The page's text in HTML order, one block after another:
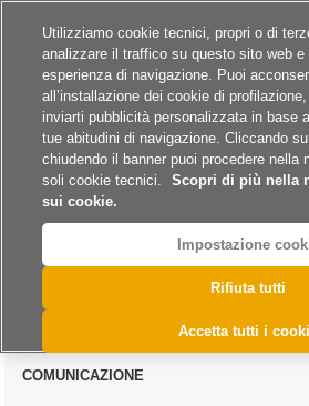
A
@DAC.0131.2020
COMUNICAZIONE
Utilizziamo cookie tecnici, propri o di
analizzare il traffico su questo sito web e
esperienza di navigazione. Puoi
all’installazione dei cookie di
inviarti pubblicità personalizzata in base
tue abitudini di navigazione. Cliccando su
chiudendo il banner puoi procedere nella
soli cookie tecnici.
Scopri di più nella
sui cookie.
Impostazione
Rifiuta tutti
Accetta tutti i